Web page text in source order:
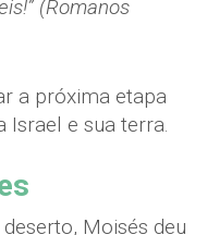
(Romanos
a próxima etapa
Israel e sua terra.
Moisés deu